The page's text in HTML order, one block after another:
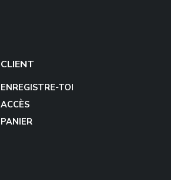
CLIENT
ENREGISTRE-TOI
ACCÈS
PANIER